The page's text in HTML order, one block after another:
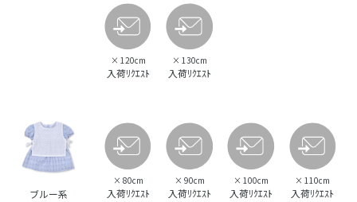
× 120cm
入荷ﾘｸｴｽﾄ
× 130cm
入荷ﾘｸｴｽﾄ
ブルー系
× 80cm
入荷ﾘｸｴｽﾄ
× 90cm
入荷ﾘｸｴｽﾄ
× 100cm
入荷ﾘｸｴｽﾄ
× 110cm
入荷ﾘｸｴｽﾄ